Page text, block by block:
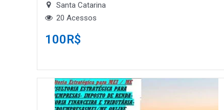
Santa Catarina
20 Acessos
100R$